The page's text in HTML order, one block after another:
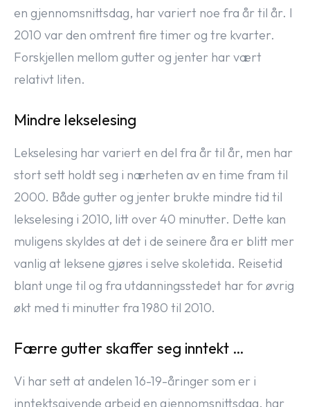
en gjennomsnittsdag, har variert noe fra år til år. I
2010 var den omtrent fire timer og tre kvarter.
Forskjellen mellom gutter og jenter har vært
relativt liten.
Mindre lekselesing
Lekselesing har variert en del fra år til år, men har
stort sett holdt seg i nærheten av en time fram til
2000. Både gutter og jenter brukte mindre tid til
lekselesing i 2010, litt over 40 minutter. Dette kan
muligens skyldes at det i de seinere åra er blitt mer
vanlig at leksene gjøres i selve skoletida. Reisetid
blant unge til og fra utdanningsstedet har for øvrig
økt med ti minutter fra 1980 til 2010.
Færre gutter skaffer seg inntekt …
Vi har sett at andelen 16-19-åringer som er i
inntektsgivende arbeid en gjennomsnittsdag, har